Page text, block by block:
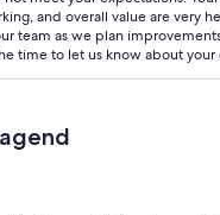
and overall value are very
team as we plan
time to let us know about your